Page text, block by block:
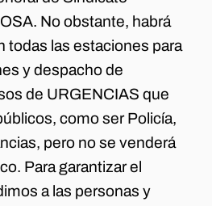
No obstante, habrá
todas las estaciones para
y despacho de
de URGENCIAS que
como ser Policía,
pero no se venderá
Para garantizar el
a las personas y